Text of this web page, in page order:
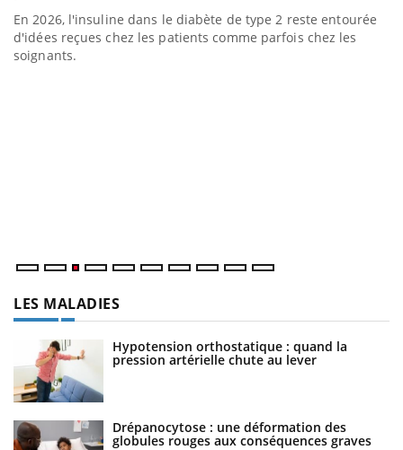
En 2026, l'insuline dans le diabète de type 2 reste entourée
d'idées reçues chez les patients comme parfois chez les
soignants.
LES MALADIES
Hypotension orthostatique : quand la
pression artérielle chute au lever
Drépanocytose : une déformation des
globules rouges aux conséquences graves